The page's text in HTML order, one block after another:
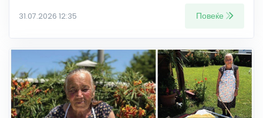
31.07.2026 12:35 Повеќе